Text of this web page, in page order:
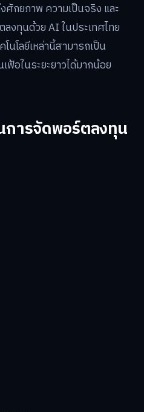
กยภาพ ความเป็นจริง และ
งทุนด้วย AI ในประเทศไทย
นโลยีเหล่านี้สามารถเป็น
ฟ้อในระยะยาวได้มากน้อย
การจัดพอร์ตลงทุน